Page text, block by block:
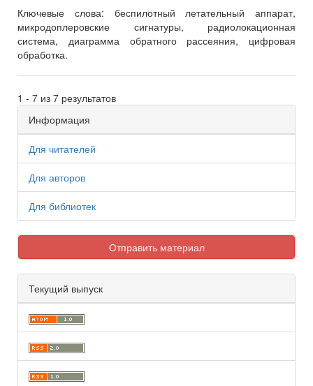
Ключевые слова: беспилотный летательный аппарат,
микродоплеровские сигнатуры, радиолокационная
система, диаграмма обратного рассеяния, цифровая
обработка.
1 - 7 из 7 результатов
Информация
Для читателей
Для авторов
Для библиотек
Отправить материал
Текущий выпуск